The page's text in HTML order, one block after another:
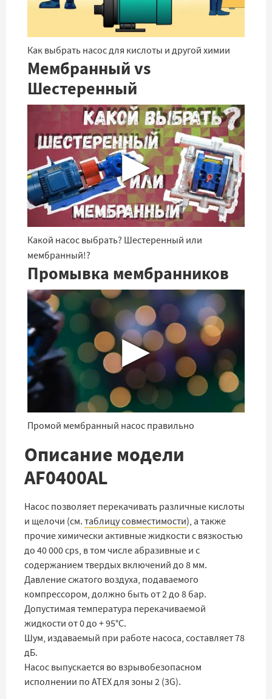
Как выбрать насос для кислоты и другой химии
Мембранный vs
Шестеренный
▶
Какой насос выбрать? Шестеренный или
мембранный!?
Промывка мембранников
▶
Промой мембранный насос правильно
Описание модели
AF0400AL
Насос позволяет перекачивать различные кислоты
и щелочи (см. таблицу совместимости), а также
прочие химически активные жидкости с вязкостью
до 40 000 cps, в том числе абразивные и с
содержанием твердых включений до 8 мм.
Давление сжатого воздуха, подаваемого
компрессором, должно быть от 2 до 8 бар.
Допустимая температура перекачиваемой
жидкости от 0 до + 95°C.
Шум, издаваемый при работе насоса, составляет 78
дБ.
Насос выпускается во взрывобезопасном
исполнении по ATEX для зоны 2 (3G).